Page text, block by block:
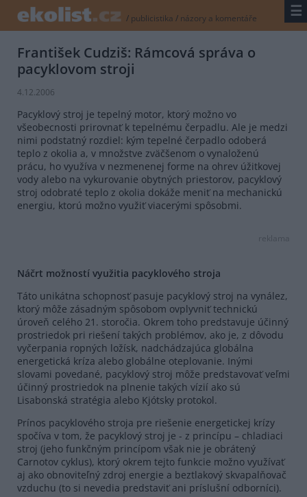
/ publicistika / názory a komentáře ☰
František Cudziš: Rámcová správa o
pacyklovom stroji
4.12.2006
Pacyklový stroj je tepelný motor, ktorý možno vo
všeobecnosti prirovnať k tepelnému čerpadlu. Ale je medzi
nimi podstatný rozdiel: kým tepelné čerpadlo odoberá
teplo z okolia a, v množstve zväčšenom o vynaloženú
prácu, ho využíva v nezmenenej forme na ohrev úžitkovej
vody alebo na vykurovanie obytných priestorov, pacyklový
stroj odobraté teplo z okolia dokáže meniť na mechanickú
energiu, ktorú možno využiť viacerými spôsobmi.
reklama
Náčrt možností využitia pacyklového stroja
Táto unikátna schopnosť pasuje pacyklový stroj na vynález,
ktorý môže zásadným spôsobom ovplyvniť technickú
úroveň celého 21. storočia. Okrem toho predstavuje účinný
prostriedok pri riešení takých problémov, ako je, z dôvodu
vyčerpania ropných ložísk, nadchádzajúca globálna
energetická kríza alebo globálne oteplovanie. Inými
slovami povedané, pacyklový stroj môže predstavovať veľmi
účinný prostriedok na plnenie takých vízií ako sú
Lisabonská stratégia alebo Kjótsky protokol.
Prínos pacyklového stroja pre riešenie energetickej krízy
spočíva v tom, že pacyklový stroj je - z princípu – chladiaci
stroj (jeho funkčným princípom však nie je obrátený
Carnotov cyklus), ktorý okrem tejto funkcie možno využívať
aj ako obnoviteľný zdroj energie a beztlakový skvapalňovač
vzduchu (to si nevedia predstaviť ani príslušní odborníci).